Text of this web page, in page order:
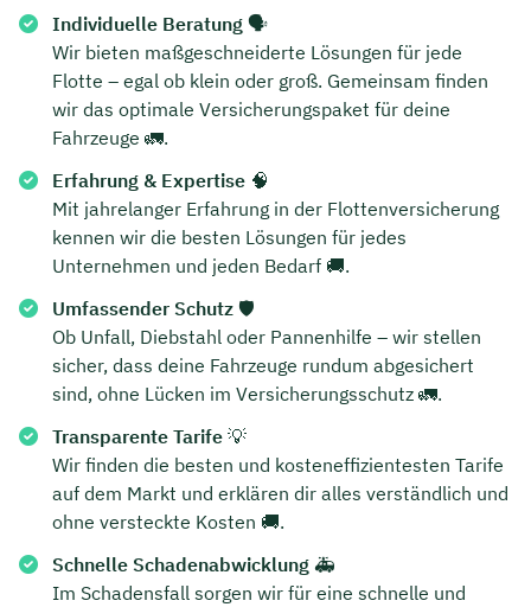
Individuelle Beratung 🗣️
Wir bieten maßgeschneiderte Lösungen für jede
Flotte – egal ob klein oder groß. Gemeinsam finden
wir das optimale Versicherungspaket für deine
Fahrzeuge 🚛.
Erfahrung & Expertise 🧠
Mit jahrelanger Erfahrung in der Flottenversicherung
kennen wir die besten Lösungen für jedes
Unternehmen und jeden Bedarf 🚚.
Umfassender Schutz 🛡️
Ob Unfall, Diebstahl oder Pannenhilfe – wir stellen
sicher, dass deine Fahrzeuge rundum abgesichert
sind, ohne Lücken im Versicherungsschutz 🚛.
Transparente Tarife 💡
Wir finden die besten und kosteneffizientesten Tarife
auf dem Markt und erklären dir alles verständlich und
ohne versteckte Kosten 🚚.
Schnelle Schadenabwicklung 🚑
Im Schadensfall sorgen wir für eine schnelle und